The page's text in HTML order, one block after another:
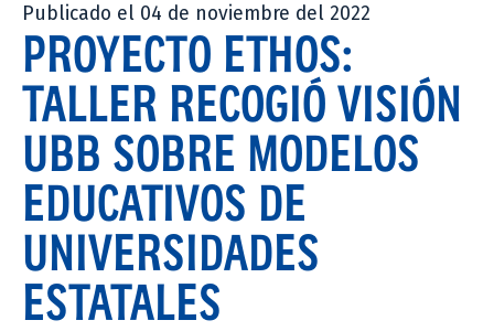
Publicado el 04 de noviembre del 2022
PROYECTO ETHOS:
TALLER RECOGIÓ VISIÓN
UBB SOBRE MODELOS
EDUCATIVOS DE
UNIVERSIDADES
ESTATALES